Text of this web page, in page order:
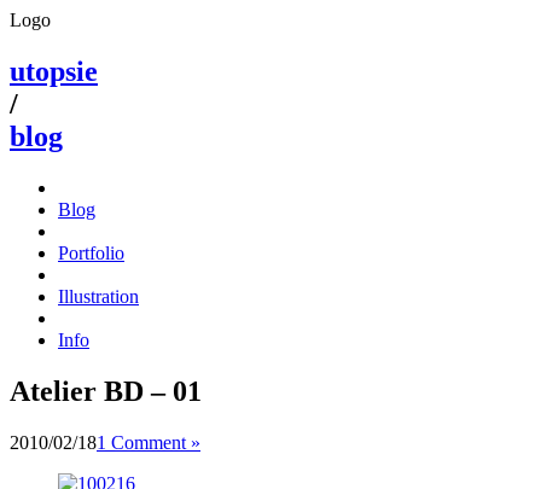
Logo
utopsie
/
blog
Blog
Portfolio
Illustration
Info
Atelier BD – 01
2010/02/181 Comment »